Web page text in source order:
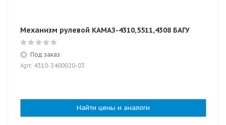
Механизм рулевой КАМАЗ-4310,5511,4308 БАГУ
Под заказ
Арт: 4310-3400020-03
Найти цены и аналоги